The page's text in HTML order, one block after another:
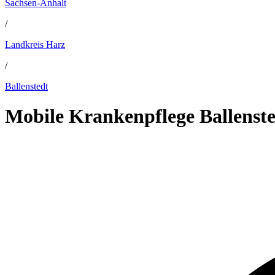
Sachsen-Anhalt
/
Landkreis Harz
/
Ballenstedt
Mobile Krankenpflege